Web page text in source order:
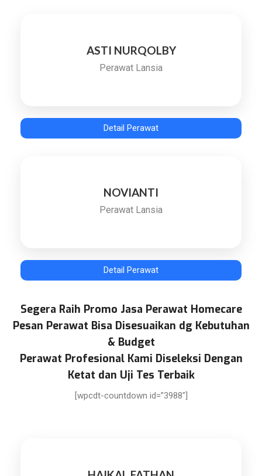
ASTI NURQOLBY
Perawat Lansia
Detail Perawat
NOVIANTI
Perawat Lansia
Detail Perawat
Segera Raih Promo Jasa Perawat Homecare
Pesan Perawat Bisa Disesuaikan dg Kebutuhan
& Budget
Perawat Profesional Kami Diseleksi Dengan
Ketat dan Uji Tes Terbaik
[wpcdt-countdown id=”3988″]